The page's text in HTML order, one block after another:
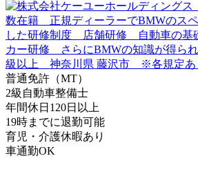
普通免許（MT）
2級自動車整備士
年間休日120日以上
19時までに退勤可能
育児・介護休暇あり
車通勤OK